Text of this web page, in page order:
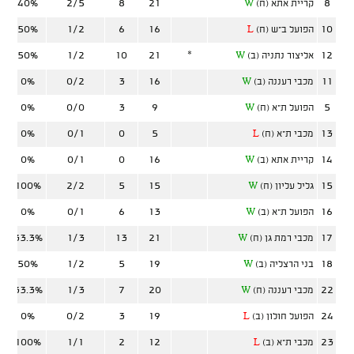
8 קריית אתא (ח) W
21
8
2/5
40%
10 הפועל ב"ש (ח) L
16
6
1/2
50%
12 אליצור נתניה (ב) W
*
21
10
1/2
50%
11 מכבי רעננה (ב) W
16
3
0/2
0%
5 הפועל ת"א (ח) W
9
3
0/0
0%
13 מכבי ת"א (ח) L
5
0
0/1
0%
14 קריית אתא (ב) W
16
0
0/1
0%
15 גליל עליון (ח) W
15
5
2/2
100%
16 הפועל ת"א (ב) W
13
6
0/1
0%
17 מכבי רמת גן (ח) W
21
13
1/3
33.3%
18 בני הרצליה (ב) W
19
5
1/2
50%
22 מכבי רעננה (ח) W
20
7
1/3
33.3%
24 הפועל חולון (ב) L
19
3
0/2
0%
23 מכבי ת"א (ב) L
12
2
1/1
100%